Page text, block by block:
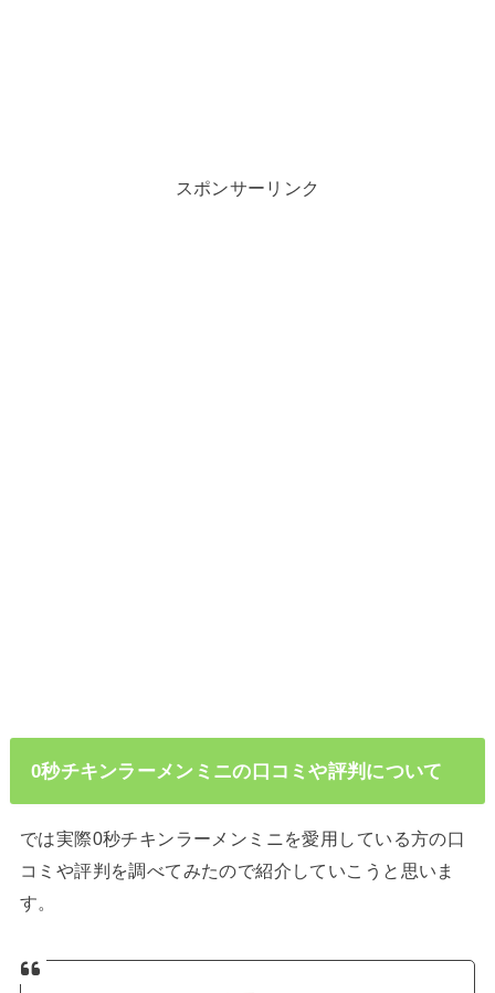
スポンサーリンク
0秒チキンラーメンミニの口コミや評判について
では実際0秒チキンラーメンミニを愛用している方の口
コミや評判を調べてみたので紹介していこうと思いま
す。